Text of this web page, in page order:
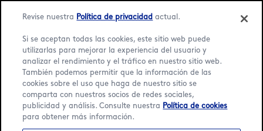
Language:English Español
Inicio / Localizador / Marbella
3 Häagen-Dazs Heladerías
Revise nuestra Política de privacidad actual.
Si se aceptan todas las cookies, este sitio web puede
utilizarlas para mejorar la experiencia del usuario y
analizar el rendimiento y el tráfico en nuestro sitio web.
También podemos permitir que la información de las
cookies sobre el uso que haga de nuestro sitio se
comparta con nuestros socios de redes sociales,
publicidad y análisis. Consulte nuestra
Política de cookies
para obtener más información.